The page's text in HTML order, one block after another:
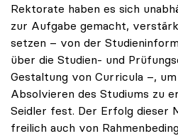
Rektorate haben es sich
zur Aufgabe gemacht,
setzen – von der
über die Studien- und
Gestaltung von Curricula –,
Absolvieren des Studiums zu
Seidler fest. Der Erfolg dieser
freilich auch von